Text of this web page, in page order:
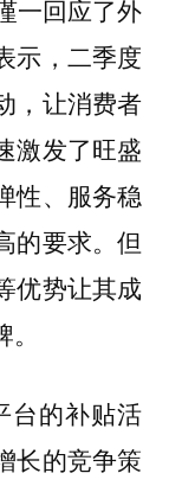
一回应了外
示，二季度
，让消费者
激发了旺盛
性、服务稳
的要求。但
优势让其成
台的补贴活
长的竞争策